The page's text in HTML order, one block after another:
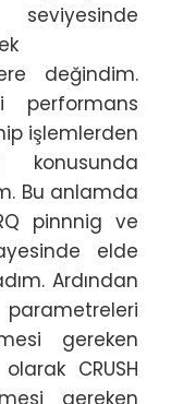
değindim.
performans
işlemlerden
Bu anlamda
pinnnig ve
elde
Ardından
gereken
CRUSH
gereken